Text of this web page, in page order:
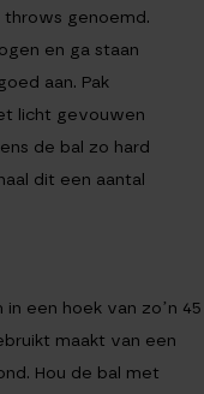
genoemd.
en ga staan
aan. Pak
licht gevouwen
de bal zo hard
dit een aantal
een hoek van zo’n 45
maakt van een
Hou de bal met